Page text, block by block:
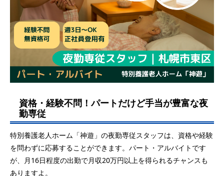
資格・経験不問！パートだけど手当が豊富な夜
勤専従
特別養護老人ホーム「神遊」の夜勤専従スタッフは、資格や経験
を問わずに応募することができます。パート・アルバイトです
が、月16日程度の出勤で月収20万円以上を得られるチャンスも
ありますよ。